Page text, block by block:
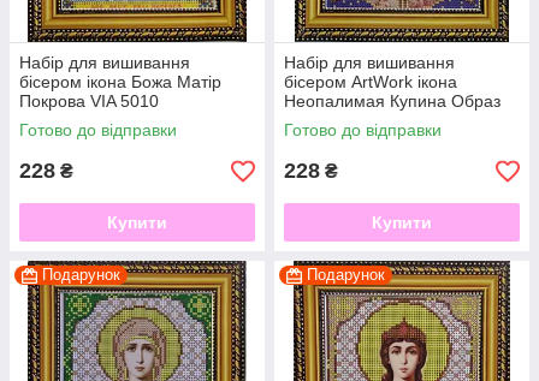
Набір для вишивання
бісером ікона Божа Матір
Покрова VIA 5010
Готово до відправки
228 ₴
Купити
Набір для вишивання
бісером ArtWork ікона
Неопалимая Купина Образ
ПреСвятий Богородицы VIA
5011
Готово до відправки
228 ₴
Купити
Подарунок Подарунок